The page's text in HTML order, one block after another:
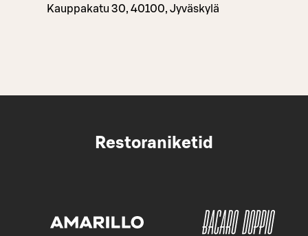
Kauppakatu 30, 40100, Jyväskylä
Restoraniketid